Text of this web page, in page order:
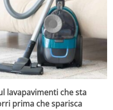
lavapavimenti che sta
prima che sparisca